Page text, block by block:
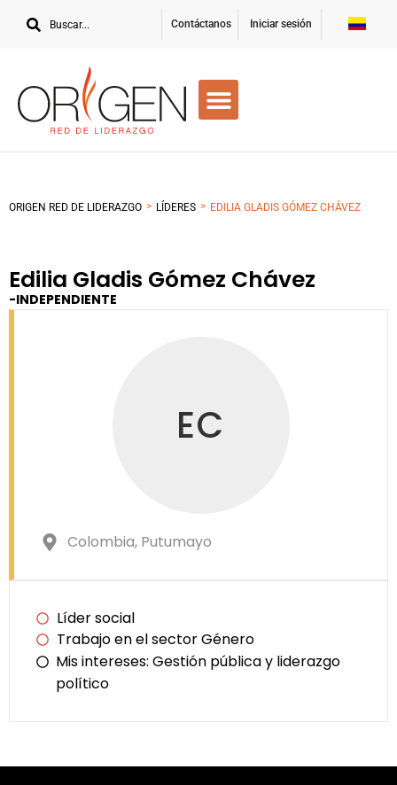
Contáctanos Iniciar sesión
ORIGEN RED DE LIDERAZGO > LÍDERES > EDILIA GLADIS GÓMEZ CHÁVEZ
Edilia Gladis Gómez Chávez
-INDEPENDIENTE
EC
Colombia, Putumayo
Líder social
Trabajo en el sector Género
Mis intereses: Gestión pública y liderazgo
político